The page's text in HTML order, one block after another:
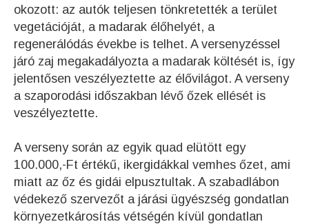
okozott: az autók teljesen tönkretették a terület
vegetációját, a madarak élőhelyét, a
regenerálódás évekbe is telhet. A versenyzéssel
járó zaj megakadályozta a madarak költését is, így
jelentősen veszélyeztette az élővilágot. A verseny
a szaporodási időszakban lévő őzek ellését is
veszélyeztette.
A verseny során az egyik quad elütött egy
100.000,-Ft értékű, ikergidákkal vemhes őzet, ami
miatt az őz és gidái elpusztultak. A szabadlábon
védekező szervezőt a járási ügyészség gondatlan
környezetkárosítás vétségén kívül gondatlan